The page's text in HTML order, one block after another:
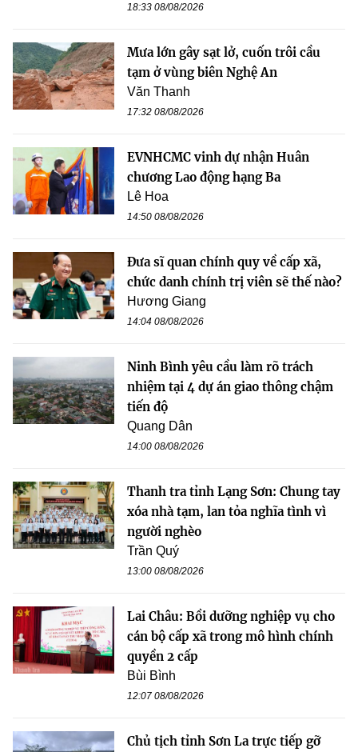
18:33 08/08/2026
Mưa lớn gây sạt lở, cuốn trôi cầu
tạm ở vùng biên Nghệ An
Văn Thanh
17:32 08/08/2026
EVNHCMC vinh dự nhận Huân
chương Lao động hạng Ba
Lê Hoa
14:50 08/08/2026
Đưa sĩ quan chính quy về cấp xã,
chức danh chính trị viên sẽ thế nào?
Hương Giang
14:04 08/08/2026
Ninh Bình yêu cầu làm rõ trách
nhiệm tại 4 dự án giao thông chậm
tiến độ
Quang Dân
14:00 08/08/2026
Thanh tra tỉnh Lạng Sơn: Chung tay
xóa nhà tạm, lan tỏa nghĩa tình vì
người nghèo
Trần Quý
13:00 08/08/2026
Lai Châu: Bồi dưỡng nghiệp vụ cho
cán bộ cấp xã trong mô hình chính
quyền 2 cấp
Bùi Bình
12:07 08/08/2026
Chủ tịch tỉnh Sơn La trực tiếp gỡ